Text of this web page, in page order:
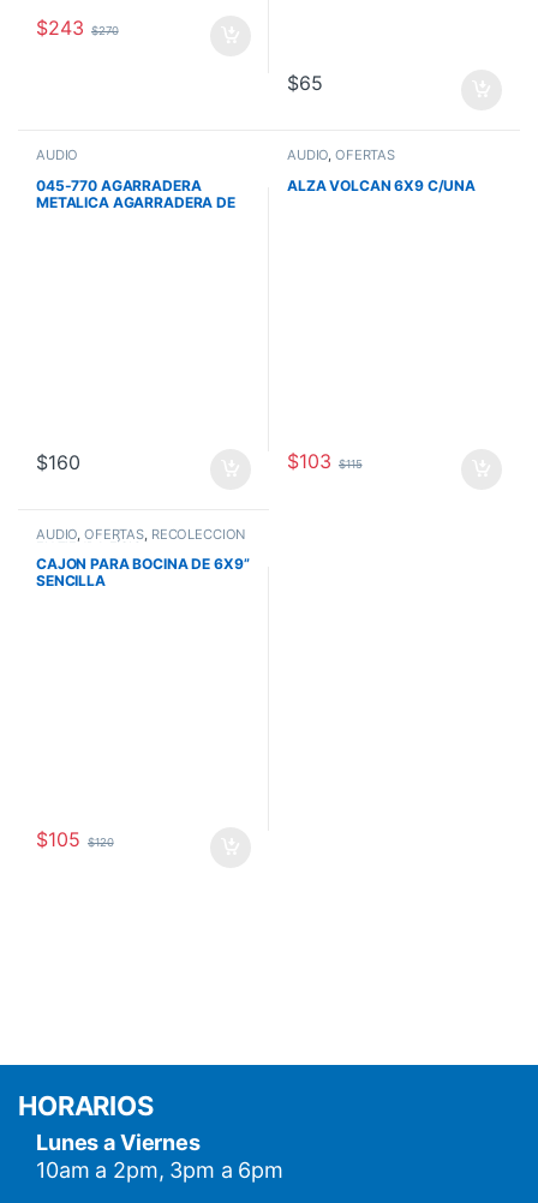
$243 $270
$65
AUDIO
045-770 AGARRADERA
METALICA AGARRADERA DE
$160
AUDIO,OFERTAS
ALZA VOLCAN 6X9 C/UNA
$103 $115
AUDIO ,OFERTAS RECOLECCIÓN
EN TIENDA FÍSICA
CAJON PARA BOCINA DE 6X9”
SENCILLA
$105 $120
HORARIOS
Lunes a Viernes
10am a 2pm, 3pm a 6pm